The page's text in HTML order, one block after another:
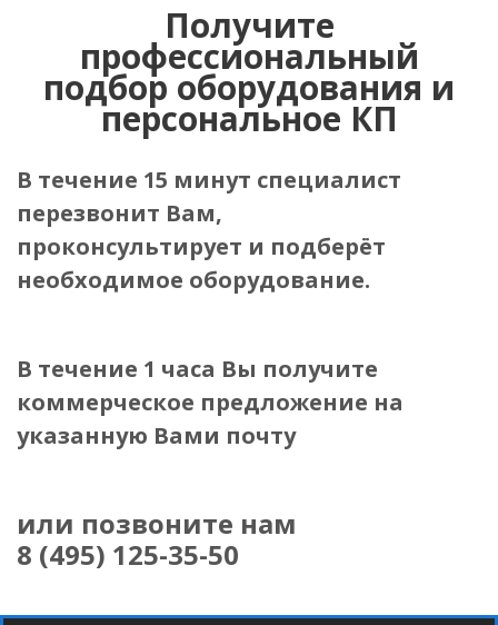
Получите
профессиональный
подбор оборудования и
персональное КП
В течение 15 минут специалист
перезвонит Вам,
проконсультирует и подберёт
необходимое оборудование.
В течение 1 часа Вы получите
коммерческое предложение на
указанную Вами почту
или позвоните нам
8 (495) 125-35-50